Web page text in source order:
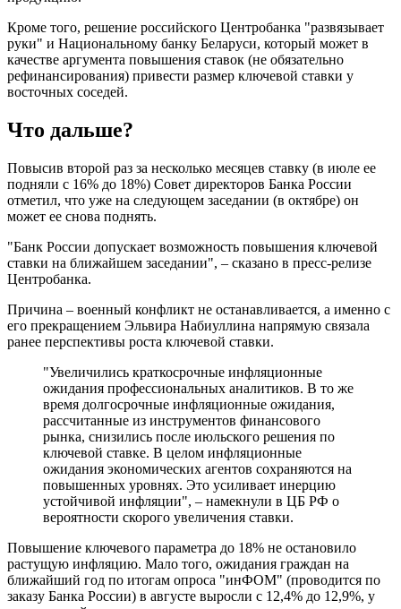
Кроме того, решение российского Центробанка "развязывает
руки" и Национальному банку Беларуси, который может в
качестве аргумента повышения ставок (не обязательно
рефинансирования) привести размер ключевой ставки у
восточных соседей.
Что дальше?
Повысив второй раз за несколько месяцев ставку (в июле ее
подняли с 16% до 18%) Совет директоров Банка России
отметил, что уже на следующем заседании (в октябре) он
может ее снова поднять.
"Банк России допускает возможность повышения ключевой
ставки на ближайшем заседании", – сказано в пресс-релизе
Центробанка.
Причина – военный конфликт не останавливается, а именно с
его прекращением Эльвира Набиуллина напрямую связала
ранее перспективы роста ключевой ставки.
"Увеличились краткосрочные инфляционные
ожидания профессиональных аналитиков. В то же
время долгосрочные инфляционные ожидания,
рассчитанные из инструментов финансового
рынка, снизились после июльского решения по
ключевой ставке. В целом инфляционные
ожидания экономических агентов сохраняются на
повышенных уровнях. Это усиливает инерцию
устойчивой инфляции", – намекнули в ЦБ РФ о
вероятности скорого увеличения ставки.
Повышение ключевого параметра до 18% не остановило
растущую инфляцию. Мало того, ожидания граждан на
ближайший год по итогам опроса "инФОМ" (проводится по
заказу Банка России) в августе выросли с 12,4% до 12,9%, у